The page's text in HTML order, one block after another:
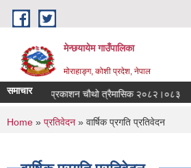
Skip to main content
मेन्छयायेम गाउँपालिका
मोराहाङ्ग, कोशी प्रदेश, नेपाल
समाचारस्वत प्रकाशन चौथो त्रैमासिक २०८२।०८३
You are here
Home » प्रतिवेदन » वार्षिक प्रगति प्रतिवेदन